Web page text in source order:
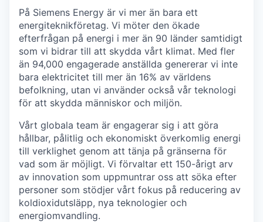
På Siemens Energy är vi mer än bara ett
energiteknikföretag. Vi möter den ökade
efterfrågan på energi i mer än 90 länder samtidigt
som vi bidrar till att skydda vårt klimat. Med fler
än 94,000 engagerade anställda genererar vi inte
bara elektricitet till mer än 16% av världens
befolkning, utan vi använder också vår teknologi
för att skydda människor och miljön.
Vårt globala team är engagerar sig i att göra
hållbar, pålitlig och ekonomiskt överkomlig energi
till verklighet genom att tänja på gränserna för
vad som är möjligt. Vi förvaltar ett 150-årigt arv
av innovation som uppmuntrar oss att söka efter
personer som stödjer vårt fokus på reducering av
koldioxidutsläpp, nya teknologier och
energiomvandling.